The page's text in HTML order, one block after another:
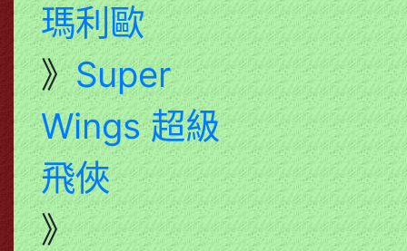
瑪利歐
》Super
Wings 超級
飛俠
》